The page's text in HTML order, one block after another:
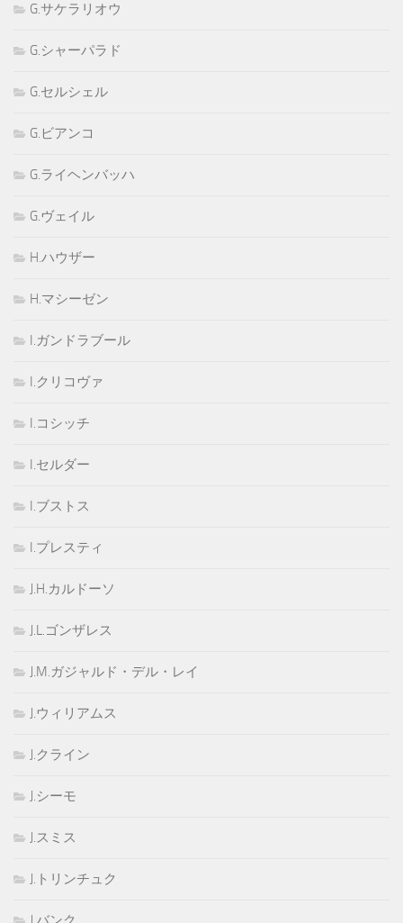
G.サケラリオウ
G.シャーパラド
G.セルシェル
G.ビアンコ
G.ライヘンバッハ
G.ヴェイル
H.ハウザー
H.マシーゼン
I.ガンドラブール
I.クリコヴァ
I.コシッチ
I.セルダー
I.ブストス
I.プレスティ
J.H.カルドーソ
J.L.ゴンザレス
J.M.ガジャルド・デル・レイ
J.ウィリアムス
J.クライン
J.シーモ
J.スミス
J.トリンチュク